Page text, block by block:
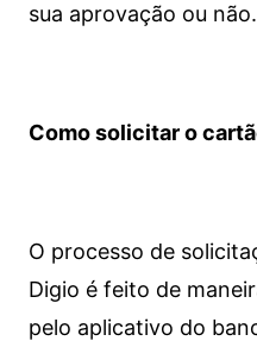
sua aprovação ou não.
Como solicitar o
O processo de
Digio é feito de
pelo aplicativo do